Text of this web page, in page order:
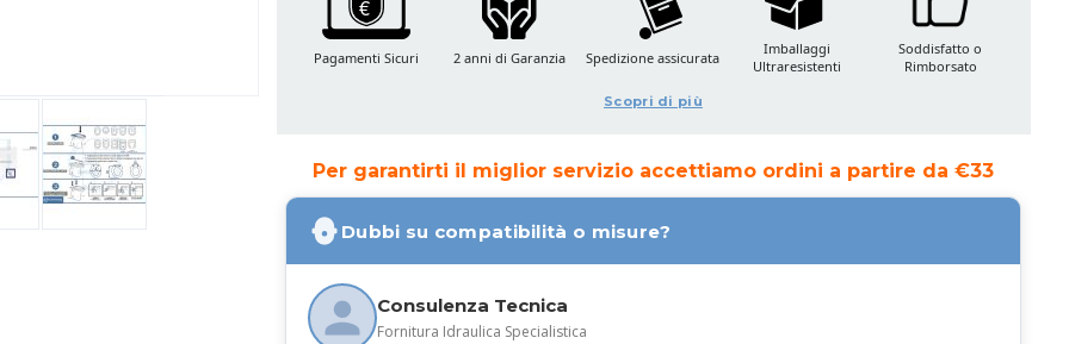
Per garantirti il miglior servizio accettiamo ordini a partire da €33
Dubbi su compatibilità o misure?
Consulenza Tecnica
Fornitura Idraulica Specialistica
Pagamenti Sicuri 2 anni di Garanzia Spedizione assicurata
Imballaggi
Ultraresistenti
Soddisfatto o
Rimborsato
Scopri di più